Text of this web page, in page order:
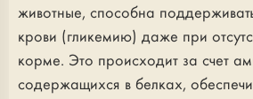
животные, способна
крови (гликемию) даже при
корме. Это происходит за счет
содержащихся в белках,